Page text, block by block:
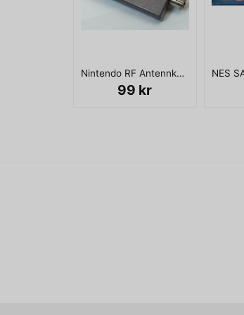
Nintendo RF Antennkabel
99 kr